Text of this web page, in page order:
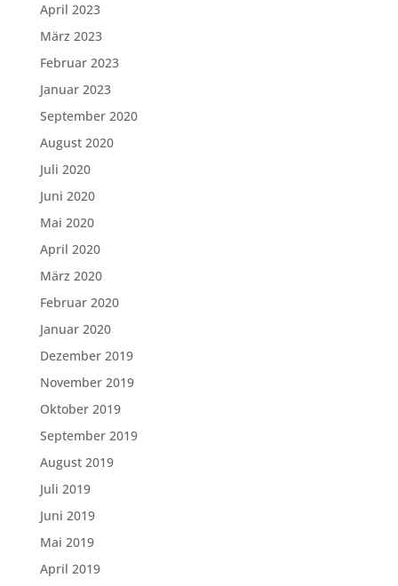
April 2023
März 2023
Februar 2023
Januar 2023
September 2020
August 2020
Juli 2020
Juni 2020
Mai 2020
April 2020
März 2020
Februar 2020
Januar 2020
Dezember 2019
November 2019
Oktober 2019
September 2019
August 2019
Juli 2019
Juni 2019
Mai 2019
April 2019